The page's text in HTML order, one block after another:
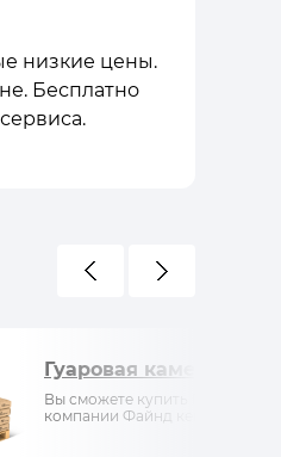
низкие цены.
Бесплатно
Гуаровая камедь
Вы сможете купить Гуаровая
компании Файнд кемистри